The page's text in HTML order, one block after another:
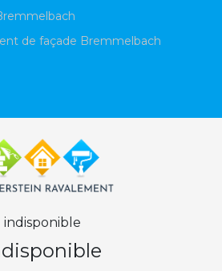
de façade Bremmelbach
indisponible